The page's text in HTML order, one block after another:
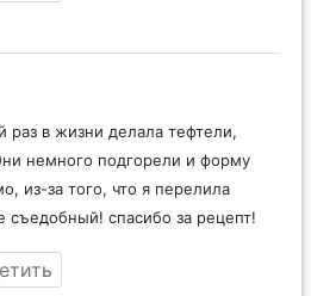
раз в жизни делала тефтели,
немного подгорели и форму
из-за того, что я перелила
съедобный! спасибо за рецепт!